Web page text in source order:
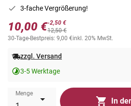
3-fache Vergrößerung!
10,00 €-2,50 €
12,50 €
30-Tage-Bestpreis: 9,00 €inkl. 20% MwSt.
zzgl. Versand
3-5 Werktage
Menge
In